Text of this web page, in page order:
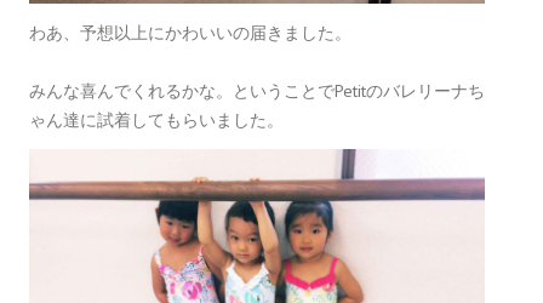
わあ、予想以上にかわいいの届きました。
みんな喜んでくれるかな。ということでPetitのバレリーナち
ゃん達に試着してもらいました。